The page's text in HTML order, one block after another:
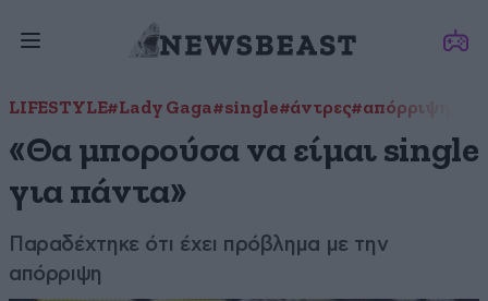
LIFESTYLE#Lady Gaga#single#άντρες#απόρριψη
«Θα μπορούσα να είμαι single
για πάντα»
Παραδέχτηκε ότι έχει πρόβλημα με την
απόρριψη